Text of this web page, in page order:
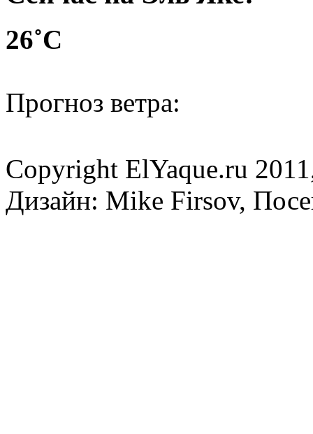
26˚С
Прогноз ветра:
Copyright ElYaque.ru
Дизайн: Mike Firsov,